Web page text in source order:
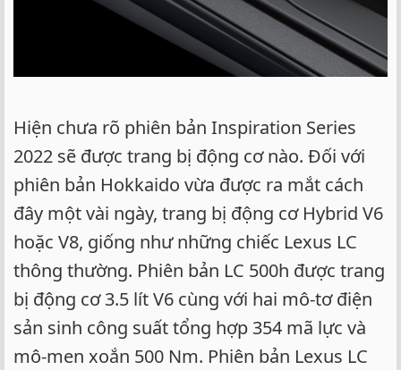
Hiện chưa rõ phiên bản Inspiration Series
2022 sẽ được trang bị động cơ nào. Đối với
phiên bản Hokkaido vừa được ra mắt cách
đây một vài ngày, trang bị động cơ Hybrid V6
hoặc V8, giống như những chiếc Lexus LC
thông thường. Phiên bản LC 500h được trang
bị động cơ 3.5 lít V6 cùng với hai mô-tơ điện
sản sinh công suất tổng hợp 354 mã lực và
mô-men xoắn 500 Nm. Phiên bản Lexus LC